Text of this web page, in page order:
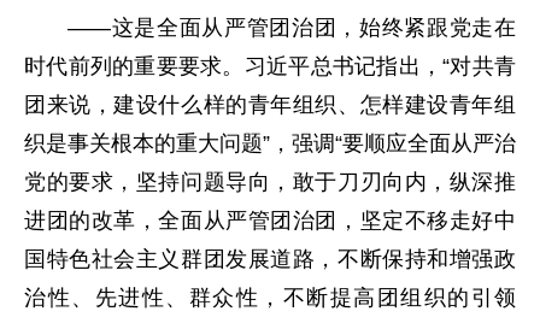
——这是全面从严管团治团，始终紧跟党走在
时代前列的重要要求。习近平总书记指出，“对共青
团来说，建设什么样的青年组织、怎样建设青年组
织是事关根本的重大问题”，强调“要顺应全面从严治
党的要求，坚持问题导向，敢于刀刃向内，纵深推
进团的改革，全面从严管团治团，坚定不移走好中
国特色社会主义群团发展道路，不断保持和增强政
治性、先进性、群众性，不断提高团组织的引领